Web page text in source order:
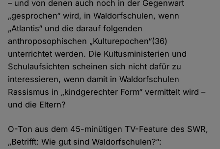
– und von denen auch noch in der Gegenwart
„gesprochen“ wird, in Waldorfschulen, wenn
„Atlantis“ und die darauf folgenden
anthroposophischen „Kulturepochen“(36)
unterrichtet werden. Die Kultusministerien und
Schulaufsichten scheinen sich nicht dafür zu
interessieren, wenn damit in Waldorfschulen
Rassismus in „kindgerechter Form“ vermittelt wird –
und die Eltern?
O-Ton aus dem 45-minütigen TV-Feature des SWR,
„Betrifft: Wie gut sind Waldorfschulen?“: